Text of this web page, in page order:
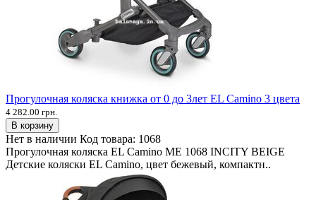
Прогулочная коляска книжка от 0 до 3лет EL Camino 3 цвета
4 282.00 грн.
В корзину
Нет в наличии Код товара: 1068
Прогулочная коляска EL Camino ME 1068 INCITY BEIGE
Детские коляски EL Camino, цвет бежевый, компактн..